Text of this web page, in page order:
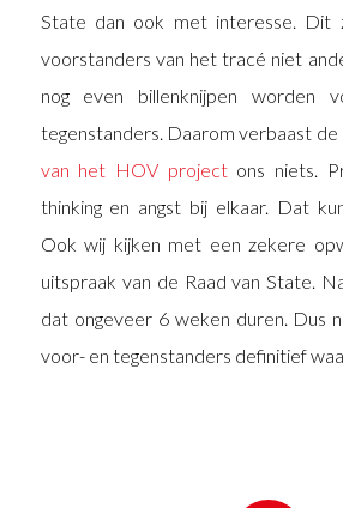
State dan ook met interesse. Dit
voorstanders van het tracé niet
nog even billenknijpen worden
tegenstanders. Daarom verbaast de
van het HOV projectons niets.
thinking en angst bij elkaar. Dat
Ook wij kijken met een zekere
uitspraak van de Raad van State.
dat ongeveer 6 weken duren. Dus
voor- en tegenstanders definitief